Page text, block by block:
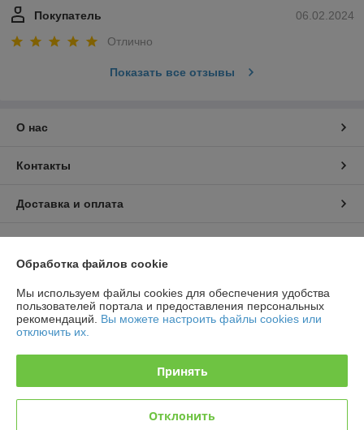
06.02.2024
Покупатель
Отлично
Показать все отзывы
О нас
Контакты
Доставка и оплата
График работы
Политика обработки cookies
Сайт создан на платформе Deal.by
Обработка файлов cookie
Мы используем файлы cookies для обеспечения удобства
пользователей портала и предоставления персональных
рекомендаций. Вы можете настроить файлы cookies или
отключить их.
Принять
Отклонить